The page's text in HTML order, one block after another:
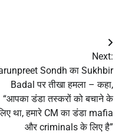
Next:
Sondh का Sukhbir
Badal पर तीखा हमला – कहा,
“आपका डंडा तस्करों को बचाने के
था, हमारे CM का डंडा mafia
और criminals के लिए है”